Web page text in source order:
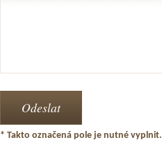
* Takto označená pole je nutné vyplnit.